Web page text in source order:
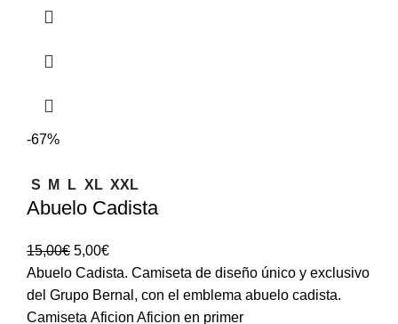
-67%
S M L XL XXL
Abuelo Cadista
15,00€ 5,00€
Abuelo Cadista. Camiseta de diseño único y exclusivo
del Grupo Bernal, con el emblema abuelo cadista.
Camiseta Aficion Aficion en primer